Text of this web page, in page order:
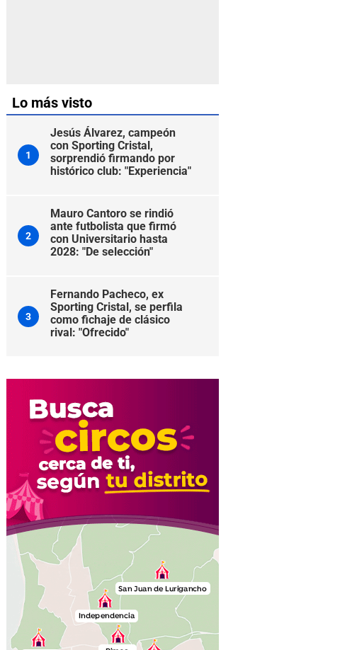
Lo más visto
1
Jesús Álvarez, campeón
con Sporting Cristal,
sorprendió firmando por
histórico club: "Experiencia"
2
Mauro Cantoro se rindió
ante futbolista que firmó
con Universitario hasta
2028: "De selección"
3
Fernando Pacheco, ex
Sporting Cristal, se perfila
como fichaje de clásico
rival: "Ofrecido"